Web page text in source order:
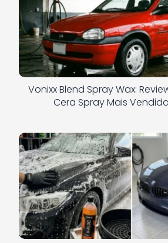
Vonixx Blend Spray Wax:
Cera Spray Mais